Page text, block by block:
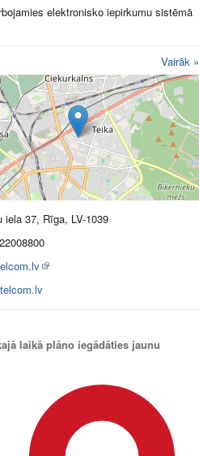
elektronisko iepirkumu sistēmā
Vairāk »
iela 37, Rīga, LV-1039
laikā plāno iegādāties jaunu